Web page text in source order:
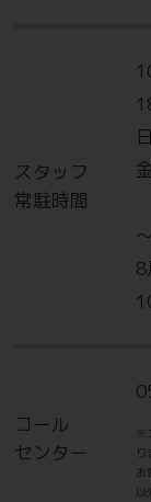
※在籍している
施設利用の書類、
※その他キャンペ
☆紹介
ご家族・お
紹介され
※ベアレージ
スタッフ
常駐時間
8
コール
センター
※
り
お
以